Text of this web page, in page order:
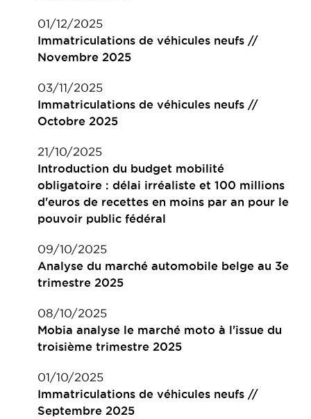
01/12/2025
Immatriculations de véhicules neufs //
Novembre 2025
03/11/2025
Immatriculations de véhicules neufs //
Octobre 2025
21/10/2025
Introduction du budget mobilité
obligatoire : délai irréaliste et 100 millions
d'euros de recettes en moins par an pour le
pouvoir public fédéral
09/10/2025
Analyse du marché automobile belge au 3e
trimestre 2025
08/10/2025
Mobia analyse le marché moto à l'issue du
troisième trimestre 2025
01/10/2025
Immatriculations de véhicules neufs //
Septembre 2025